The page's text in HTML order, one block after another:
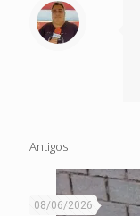
Antigos
08/06/2026